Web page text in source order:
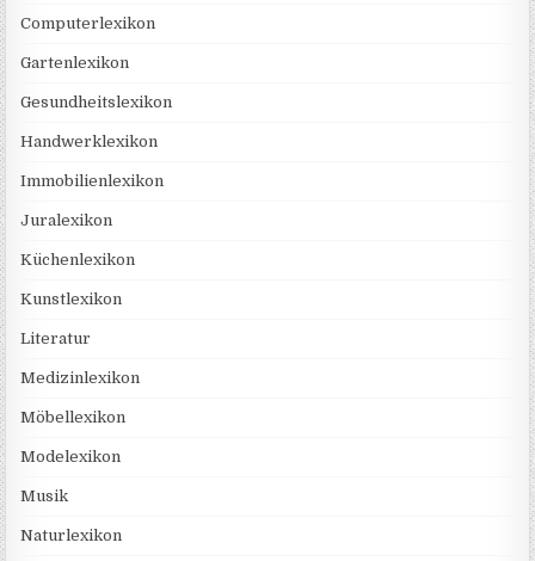
Computerlexikon
Gartenlexikon
Gesundheitslexikon
Handwerklexikon
Immobilienlexikon
Juralexikon
Küchenlexikon
Kunstlexikon
Literatur
Medizinlexikon
Möbellexikon
Modelexikon
Musik
Naturlexikon